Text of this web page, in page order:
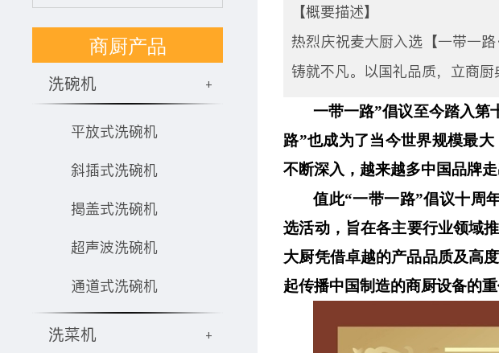
商厨产品
洗碗机 +
平放式洗碗机
斜插式洗碗机
揭盖式洗碗机
超声波洗碗机
通道式洗碗机
洗菜机 +
【概要描述】
热烈庆祝麦大厨入选【一带一
铸就不凡。以国礼品质，立商厨
一带一路”倡议至今踏入第
路”也成为了当今世界规模最
不断深入，越来越多中国品牌
值此“一带一路”倡议十周
选活动，旨在各主要行业领域
大厨凭借卓越的产品品质及高
起传播中国制造的商厨设备的